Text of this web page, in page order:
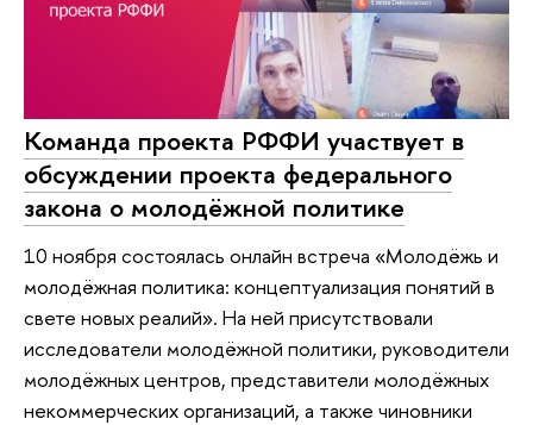
Команда проекта РФФИ участвует в
обсуждении проекта федерального
закона о молодёжной политике
10 ноября состоялась онлайн встреча «Молодёжь и
молодёжная политика: концептуализация понятий в
свете новых реалий». На ней присутствовали
исследователи молодёжной политики, руководители
молодёжных центров, представители молодёжных
некоммерческих организаций, а также чиновники